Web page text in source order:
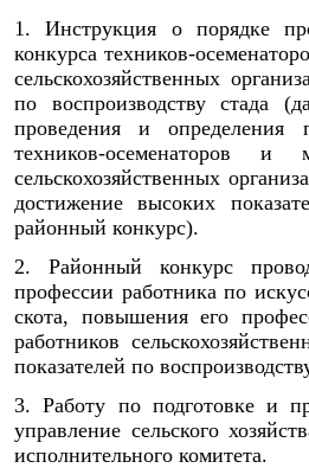
1. Инструкция о порядке
конкурса техников-
сельскохозяйственных
по воспроизводству стада
проведения и определения
техников-осеменаторов и
сельскохозяйственных
достижение высоких
районный конкурс).
2. Районный конкурс
профессии работника по
скота, повышения его
работников
показателей по
3. Работу по подготовке и
управление сельского
исполнительного комитета.